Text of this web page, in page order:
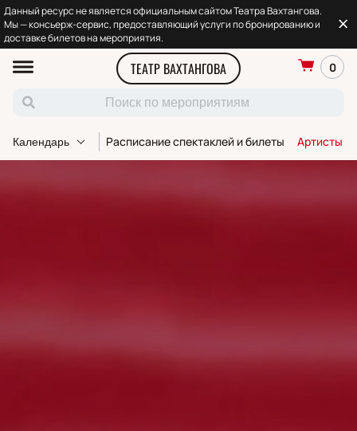
Данный ресурс не является официальным сайтом Театра Вахтангова.
Мы — консьерж-сервис, предоставляющий услуги по бронированию и
доставке билетов на мероприятия.
ТЕАТР ВАХТАНГОВА 0
Календарь Расписание спектаклей и билеты Артисты